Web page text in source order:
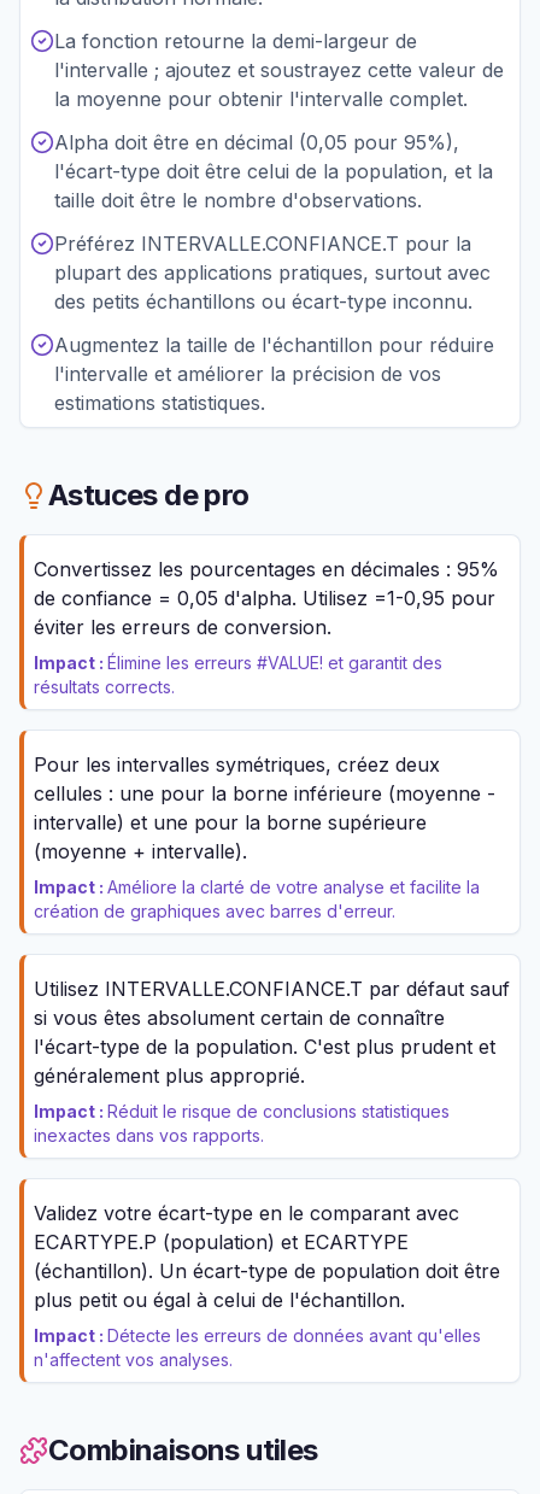
La fonction retourne la demi-largeur de
l'intervalle ; ajoutez et soustrayez cette valeur de
la moyenne pour obtenir l'intervalle complet.
Alpha doit être en décimal (0,05 pour 95%),
l'écart-type doit être celui de la population, et la
taille doit être le nombre d'observations.
Préférez INTERVALLE.CONFIANCE.T pour la
plupart des applications pratiques, surtout avec
des petits échantillons ou écart-type inconnu.
Augmentez la taille de l'échantillon pour réduire
l'intervalle et améliorer la précision de vos
estimations statistiques.
Astuces de pro
Convertissez les pourcentages en décimales : 95%
de confiance = 0,05 d'alpha. Utilisez =1-0,95 pour
éviter les erreurs de conversion.
Impact : Élimine les erreurs #VALUE! et garantit des
résultats corrects.
Pour les intervalles symétriques, créez deux
cellules : une pour la borne inférieure (moyenne -
intervalle) et une pour la borne supérieure
(moyenne + intervalle).
Impact : Améliore la clarté de votre analyse et facilite la
création de graphiques avec barres d'erreur.
Utilisez INTERVALLE.CONFIANCE.T par défaut sauf
si vous êtes absolument certain de connaître
l'écart-type de la population. C'est plus prudent et
généralement plus approprié.
Impact : Réduit le risque de conclusions statistiques
inexactes dans vos rapports.
Validez votre écart-type en le comparant avec
ECARTYPE.P (population) et ECARTYPE
(échantillon). Un écart-type de population doit être
plus petit ou égal à celui de l'échantillon.
Impact : Détecte les erreurs de données avant qu'elles
n'affectent vos analyses.
Combinaisons utiles